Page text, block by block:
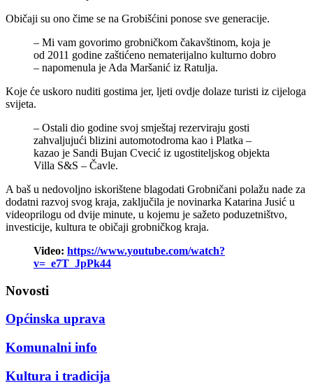
Običaji su ono čime se na Grobišćini ponose sve generacije.
– Mi vam govorimo grobničkom čakavštinom, koja je
od 2011 godine zaštićeno nematerijalno kulturno dobro
– napomenula je Ada Maršanić iz Ratulja.
Koje će uskoro nuditi gostima jer, ljeti ovdje dolaze turisti iz cijeloga
svijeta.
– Ostali dio godine svoj smještaj rezerviraju gosti
zahvaljujući blizini automotodroma kao i Platka –
kazao je Sandi Bujan Cvecić iz ugostiteljskog objekta
Villa S&S – Čavle.
A baš u nedovoljno iskorištene blagodati Grobničani polažu nade za
dodatni razvoj svog kraja, zaključila je novinarka Katarina Jusić u
videoprilogu od dvije minute, u kojemu je sažeto poduzetništvo,
investicije, kultura te običaji grobničkog kraja.
Video: https://www.youtube.com/watch?
v=_e7T_JpPk44
Novosti
Općinska uprava
Komunalni info
Kultura i tradicija